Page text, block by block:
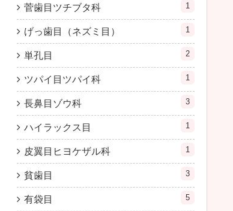
菅歯目ツチブタ科 1
げっ歯目（ネズミ目） 1
単孔目 2
ツパイ目ツパイ科 1
長鼻目ゾウ科 3
ハイラックス目 1
皮翼目ヒヨケザル科 1
貧歯目 3
有袋目 5